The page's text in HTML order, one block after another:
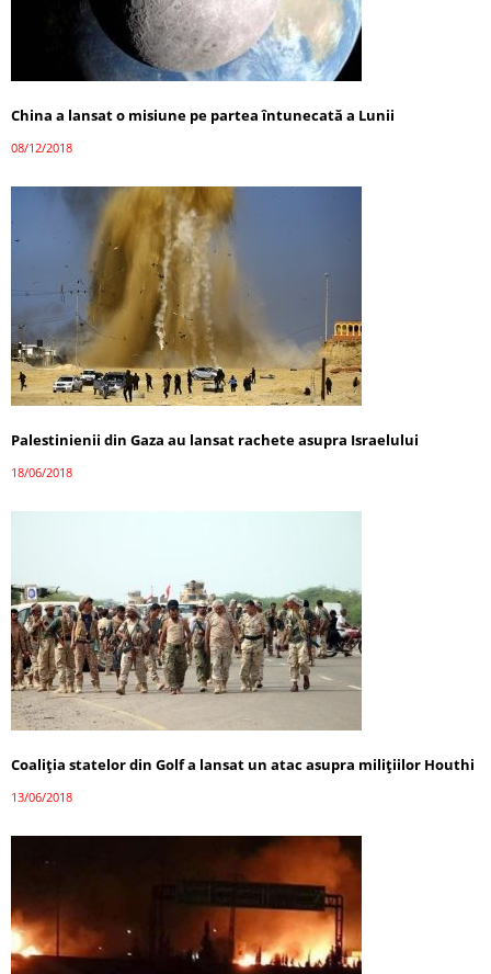
China a lansat o misiune pe partea întunecată a Lunii
08/12/2018
Palestinienii din Gaza au lansat rachete asupra Israelului
18/06/2018
Coaliția statelor din Golf a lansat un atac asupra milițiilor Houthi
13/06/2018